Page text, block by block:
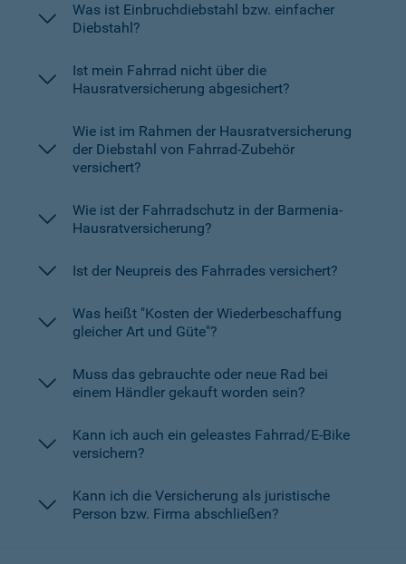
Was ist Einbruchdiebstahl bzw. einfacher
Diebstahl?
Ist mein Fahrrad nicht über die
Hausratversicherung abgesichert?
Wie ist im Rahmen der Hausratversicherung
der Diebstahl von Fahrrad-Zubehör
versichert?
Wie ist der Fahrradschutz in der Barmenia-
Hausratversicherung?
Ist der Neupreis des Fahrrades versichert?
Was heißt "Kosten der Wiederbeschaffung
gleicher Art und Güte"?
Muss das gebrauchte oder neue Rad bei
einem Händler gekauft worden sein?
Kann ich auch ein geleastes Fahrrad/E-Bike
versichern?
Kann ich die Versicherung als juristische
Person bzw. Firma abschließen?